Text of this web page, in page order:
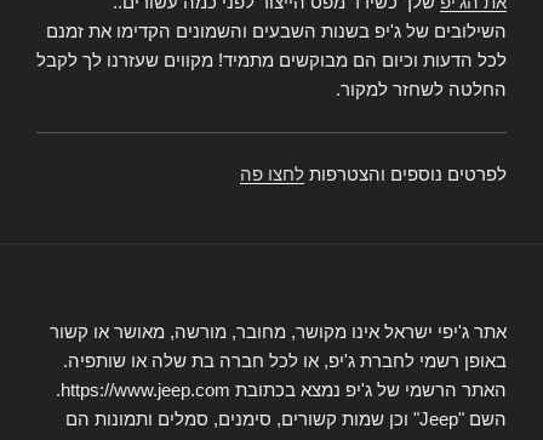
השילובים של ג'יפ בשנות השבעים והשמונים הקדימו את זמנם
לכל הדעות וכיום הם מבוקשים מתמיד! מקווים שעזרנו לך לקבל
החלטה לשחזר למקור.
לפרטים נוספים והצטרפות לחצו פה
אתר ג'יפי ישראל אינו מקושר, מחובר, מורשה, מאושר או קשור
באופן רשמי לחברת ג'יפ, או לכל חברה בת שלה או שותפיה.
האתר הרשמי של ג'יפ נמצא בכתובת https://www.jeep.com.
השם "Jeep" וכן שמות קשורים, סימנים, סמלים ותמונות הם